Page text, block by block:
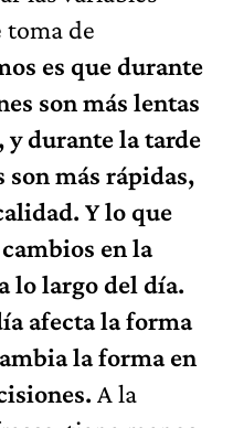
toma de
es que durante
son más lentas
y durante la tarde
son más rápidas,
Y lo que
en la
lo largo del día.
afecta la forma
la forma en
A la